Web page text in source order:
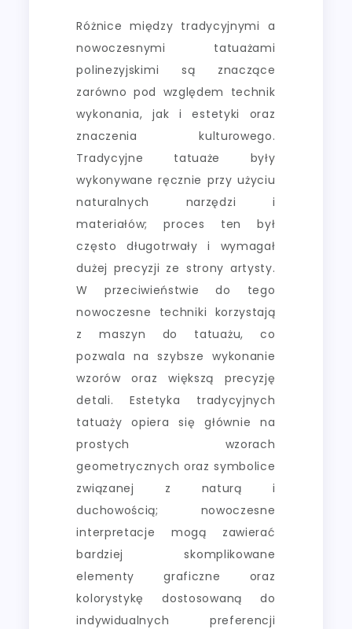
Różnice między tradycyjnymi a
nowoczesnymi tatuażami
polinezyjskimi są znaczące
zarówno pod względem technik
wykonania, jak i estetyki oraz
znaczenia kulturowego.
Tradycyjne tatuaże były
wykonywane ręcznie przy użyciu
naturalnych narzędzi i
materiałów; proces ten był
często długotrwały i wymagał
dużej precyzji ze strony artysty.
W przeciwieństwie do tego
nowoczesne techniki korzystają
z maszyn do tatuażu, co
pozwala na szybsze wykonanie
wzorów oraz większą precyzję
detali. Estetyka tradycyjnych
tatuaży opiera się głównie na
prostych wzorach
geometrycznych oraz symbolice
związanej z naturą i
duchowością; nowoczesne
interpretacje mogą zawierać
bardziej skomplikowane
elementy graficzne oraz
kolorystykę dostosowaną do
indywidualnych preferencji